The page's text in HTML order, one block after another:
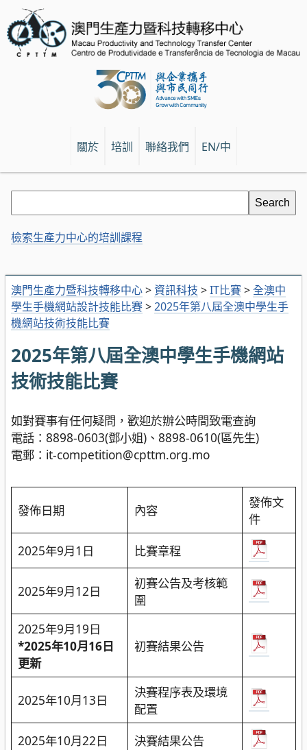
關於 培訓 聯絡我們 EN/中
澳門生產力暨科技轉移中心> 資訊科技 >IT比賽>全澳中
學生手機網站設計技能比賽>2025年第八屆全澳中學生手
機網站技術技能比賽
2025年第八屆全澳中學生手機網站
技術技能比賽
如對賽事有任何疑問，歡迎於辦公時間致電查詢
電話：8898-0603(鄧小姐)、8898-0610(區先生)
電郵：it-competition@cpttm.org.mo
發佈日期 內容
發佈文
件
2025年9月1日
比賽章程
2025年9月12日
初賽公告及考核範
圍
2025年9月19日
*2025年10月16日
更新
初賽結果公告
2025年10月13日
決賽程序表及環境
配置
2025年10月22日
決賽結果公告
檢索生產力中心的培訓課程